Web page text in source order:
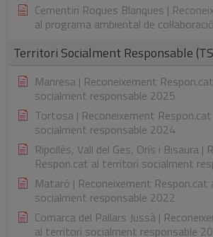
Cementiri Roques Blanques |
al programa ambiental de
Territori Socialment Responsable
Manresa | Reconeixement
socialment responsable 2025
Tortosa | Reconeixement
socialment responsable 2024
Ripollès, Vall del Ges, Orís i Bisaura |
Respon.cat al territori socialment
Mataró | Reconeixement
socialment responsable 2022
Comarca del Pallars Jussà |
al territori socialment responsable